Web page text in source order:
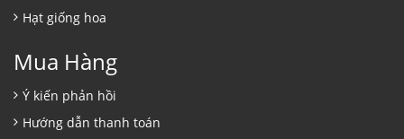
Hạt giống hoa
Mua Hàng
Ý kiến phản hồi
Hướng dẫn thanh toán